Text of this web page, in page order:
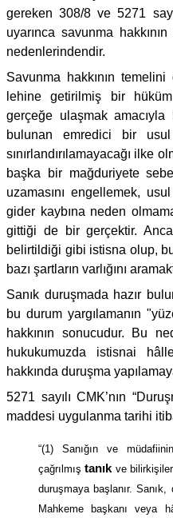
gereken 308/8 ve 5271
uyarınca savunma hakkının
nedenlerindendir.
Savunma hakkının
lehine getirilmiş bir
gerçeğe ulaşmak
bulunan emredici bir usul
sınırlandırılamayacağı ilke
başka bir mağduriyete
uzamasını engellemek,
gider kaybına neden
gittiği de bir gerçektir.
belirtildiği gibi istisna olup,
bazı şartların varlığını
Sanık duruşmada hazır
bu durum yargılamanın
hakkının sonucudur. Bu
hukukumuzda istisnai
hakkında duruşma
5271 sayılı CMK’nın
maddesi uygulanma tarihi
“(1) Sanığın ve
çağrılmıştanıkve
duruşmaya başlanır. Sanık,
Mahkeme başkanı veya